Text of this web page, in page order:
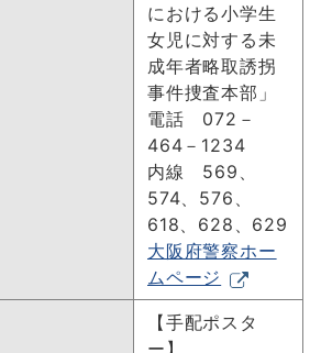
における小学生
女児に対する未
成年者略取誘拐
事件捜査本部」
電話 072－
464－1234
内線 569、
574、576、
618、628、629
大阪府警察ホー
ムページ
【手配ポスタ
ー】